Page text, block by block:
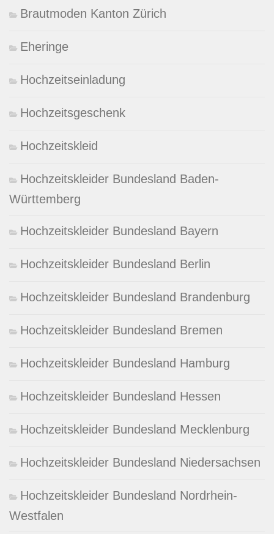
Brautmoden Kanton Zürich
Eheringe
Hochzeitseinladung
Hochzeitsgeschenk
Hochzeitskleid
Hochzeitskleider Bundesland Baden-
Württemberg
Hochzeitskleider Bundesland Bayern
Hochzeitskleider Bundesland Berlin
Hochzeitskleider Bundesland Brandenburg
Hochzeitskleider Bundesland Bremen
Hochzeitskleider Bundesland Hamburg
Hochzeitskleider Bundesland Hessen
Hochzeitskleider Bundesland Mecklenburg
Hochzeitskleider Bundesland Niedersachsen
Hochzeitskleider Bundesland Nordrhein-
Westfalen